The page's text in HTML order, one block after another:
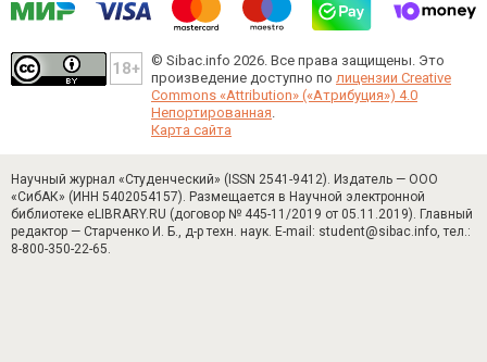
© Sibac.info 2026. Все права защищены. Это
произведение доступно по лицензии Creative
Commons «Attribution» («Атрибуция») 4.0
Непортированная.
Карта сайта
Научный журнал «Студенческий» (ISSN 2541-9412). Издатель — ООО
«СибАК» (ИНН 5402054157). Размещается в Научной электронной
библиотеке eLIBRARY.RU (договор № 445-11/2019 от 05.11.2019). Главный
редактор — Старченко И. Б., д-р техн. наук. E-mail: student@sibac.info, тел.:
8-800-350-22-65.